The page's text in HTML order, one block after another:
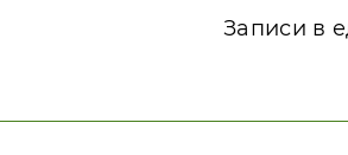
Записи в